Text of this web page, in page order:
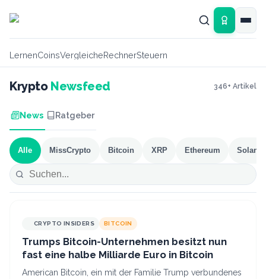
LernenCoinsVergleicheRechnerSteuern
Krypto Newsfeed 346+ Artikel
News Ratgeber
Alle MissCrypto Bitcoin XRP Ethereum Solana
CRYPTO INSIDERS BITCOIN
Trumps Bitcoin-Unternehmen besitzt nun
fast eine halbe Milliarde Euro in Bitcoin
American Bitcoin, ein mit der Familie Trump verbundenes